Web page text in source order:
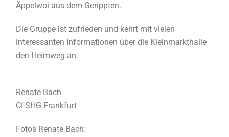
Äppelwoi aus dem Gerippten.
Die Gruppe ist zufrieden und kehrt mit vielen
interessanten Informationen über die Kleinmarkthalle
den Heimweg an.
Renate Bach
CI-SHG Frankfurt
Fotos Renate Bach: